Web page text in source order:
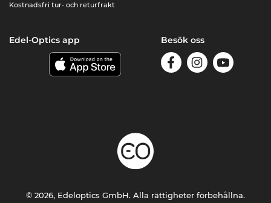
Kostnadsfri tur- och returfrakt
Edel-Optics app Besök oss
© 2026, Edeloptics GmbH. Alla rättigheter förbehållna.